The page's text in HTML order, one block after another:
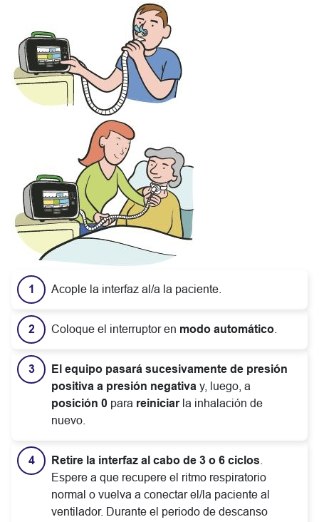
Acople la interfaz al/a la paciente.
Coloque el interruptor en modo automático
El equipo pasará sucesivamente de presión
positiva a presión negativa y, luego, a
posición 0 para reiniciar la inhalación de
nuevo.
Retire la interfaz al cabo de 3 o 6 ciclos
Espere a que recupere el ritmo respiratorio
normal o vuelva a conectar el/la paciente al
ventilador. Durante el periodo de descanso